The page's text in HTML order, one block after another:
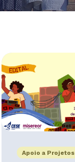
Apoio a Projetos